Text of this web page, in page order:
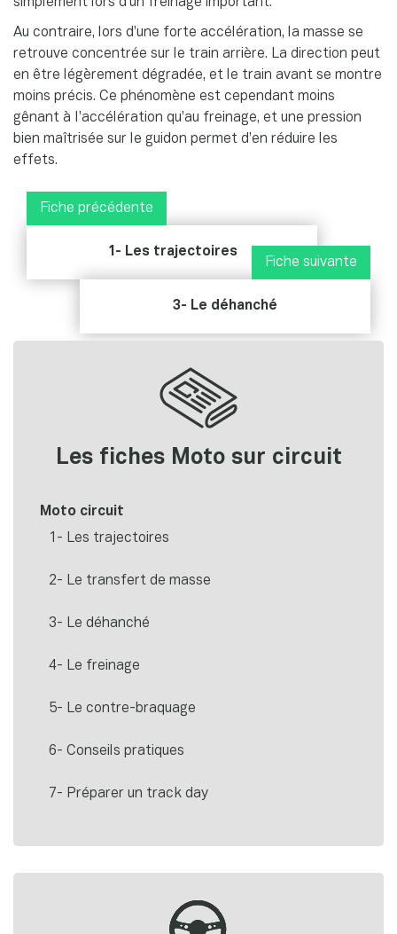
Au contraire, lors d’une forte accélération, la masse se
retrouve concentrée sur le train arrière. La direction peut
en être légèrement dégradée, et le train avant se montre
moins précis. Ce phénomène est cependant moins
gênant à l’accélération qu’au freinage, et une pression
bien maîtrisée sur le guidon permet d’en réduire les
effets.
Fiche précédente
1- Les trajectoires
Fiche suivante
3- Le déhanché
Les fiches Moto sur circuit
Moto circuit
1- Les trajectoires
2- Le transfert de masse
3- Le déhanché
4- Le freinage
5- Le contre-braquage
6- Conseils pratiques
7- Préparer un track day